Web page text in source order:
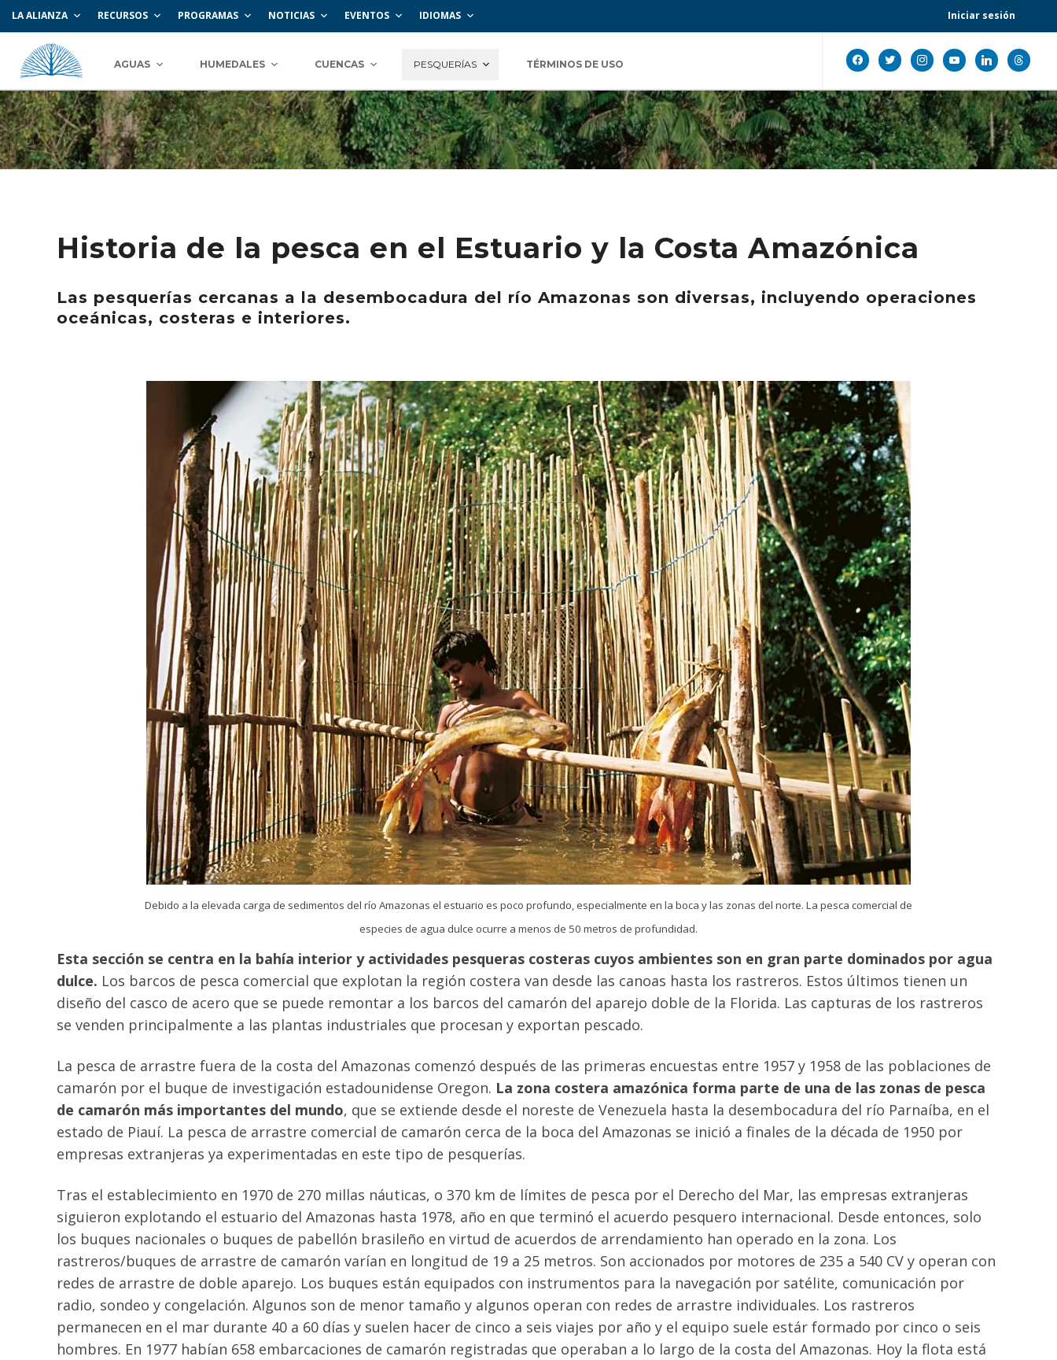
LA ALIANZA RECURSOS PROGRAMAS NOTICIAS EVENTOS IDIOMAS Iniciar sesión
AGUAS HUMEDALES CUENCAS PESQUERÍAS TÉRMINOS DE USO
facebook
twitter instagramyoutubelinkedinthreads
Historia de la pesca en el Estuario y la Costa Amazónica
Las pesquerías cercanas a la desembocadura del río Amazonas son diversas, incluyendo operaciones
oceánicas, costeras e interiores.
Debido a la elevada carga de sedimentos del río Amazonas el estuario es poco profundo, especialmente en la boca y las zonas del norte. La pesca comercial de
especies de agua dulce ocurre a menos de 50 metros de profundidad.
Esta sección se centra en la bahía interior y actividades pesqueras costeras cuyos ambientes son en gran parte dominados por agua
dulce. Los barcos de pesca comercial que explotan la región costera van desde las canoas hasta los rastreros. Estos últimos tienen un
diseño del casco de acero que se puede remontar a los barcos del camarón del aparejo doble de la Florida. Las capturas de los rastreros
se venden principalmente a las plantas industriales que procesan y exportan pescado.
La pesca de arrastre fuera de la costa del Amazonas comenzó después de las primeras encuestas entre 1957 y 1958 de las poblaciones de
camarón por el buque de investigación estadounidense Oregon. La zona costera amazónica forma parte de una de las zonas de pesca
de camarón más importantes del mundo, que se extiende desde el noreste de Venezuela hasta la desembocadura del río Parnaíba, en el
estado de Piauí. La pesca de arrastre comercial de camarón cerca de la boca del Amazonas se inició a finales de la década de 1950 por
empresas extranjeras ya experimentadas en este tipo de pesquerías.
Tras el establecimiento en 1970 de 270 millas náuticas, o 370 km de límites de pesca por el Derecho del Mar, las empresas extranjeras
siguieron explotando el estuario del Amazonas hasta 1978, año en que terminó el acuerdo pesquero internacional. Desde entonces, solo
los buques nacionales o buques de pabellón brasileño en virtud de acuerdos de arrendamiento han operado en la zona. Los
rastreros/buques de arrastre de camarón varían en longitud de 19 a 25 metros. Son accionados por motores de 235 a 540 CV y ​​operan con
redes de arrastre de doble aparejo. Los buques están equipados con instrumentos para la navegación por satélite, comunicación por
radio, sondeo y congelación. Algunos son de menor tamaño y algunos operan con redes de arrastre individuales. Los rastreros
permanecen en el mar durante 40 a 60 días y suelen hacer de cinco a seis viajes por año y el equipo suele estár formado por cinco o seis
hombres. En 1977 habían 658 embarcaciones de camarón registradas que operaban a lo largo de la costa del Amazonas. Hoy la flota está